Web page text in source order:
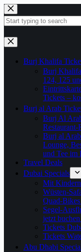
Zum
Inhalt
springen
Keine
Ergebnisse
Burj Khalifa
Burj
124, 125
Tickets –
Burj al Arab
Burj Al
Restaurant-
Burj al
Lounge,
und Tee im
Travel Deals
Dubai Specials
Mit
Wüsten-
Quad-
Segel-
jetzt
Tickets
Tickets
Abu Dhabi